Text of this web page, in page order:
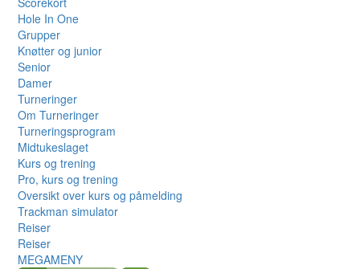
Hole In One
Grupper
Knøtter og junior
Senior
Damer
Turneringer
Om Turneringer
Turneringsprogram
Midtukeslaget
Kurs og trening
Pro, kurs og trening
Oversikt over kurs og påmelding
Trackman simulator
Reiser
Reiser
MEGAMENY